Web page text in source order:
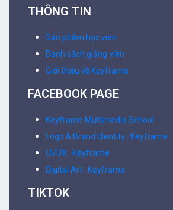
THÔNG TIN
Sản phẩm học viên
Danh sách giảng viên
Giới thiệu về Keyframe
FACEBOOK PAGE
Keyframe Multimedia School
Logo & Brand Identity . Keyframe
UI/UX . Keyframe
Digital Art . Keyframe
TIKTOK